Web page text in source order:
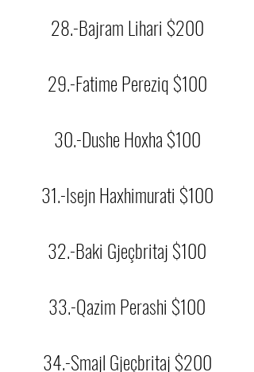
28.-Bajram Lihari $200
29.-Fatime Pereziq $100
30.-Dushe Hoxha $100
31.-Isejn Haxhimurati $100
32.-Baki Gjeçbritaj $100
33.-Qazim Perashi $100
34.-Smajl Gjeçbritaj $200